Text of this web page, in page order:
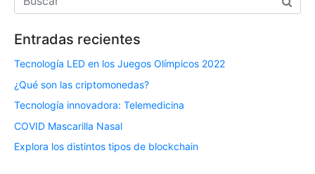
Entradas recientes
Tecnología LED en los Juegos Olímpicos 2022
¿Qué son las criptomonedas?
Tecnología innovadora: Telemedicina
COVID Mascarilla Nasal
Explora los distintos tipos de blockchain